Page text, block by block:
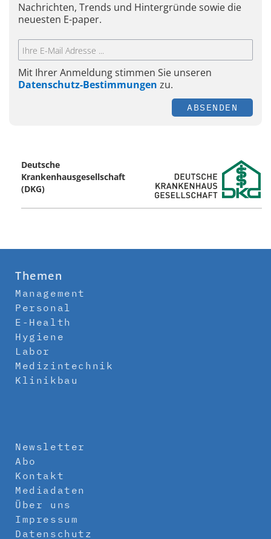
Nachrichten, Trends und Hintergründe sowie die
neuesten E-paper.
Mit Ihrer Anmeldung stimmen Sie unseren
Datenschutz-Bestimmungen zu.
ABSENDEN
Deutsche
Krankenhausgesellschaft
(DKG)
Themen
Management
Personal
E-Health
Hygiene
Labor
Medizintechnik
Klinikbau
Newsletter
Abo
Kontakt
Mediadaten
Über uns
Impressum
Datenschutz